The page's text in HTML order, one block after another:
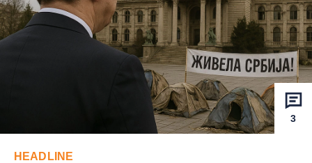
3
HEADLINE